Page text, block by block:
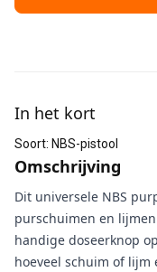
In het kort
Soort: NBS-pistool
Omschrijving
Dit universele NBS
purschuimen en
handige doseerknop
hoeveel schuim of